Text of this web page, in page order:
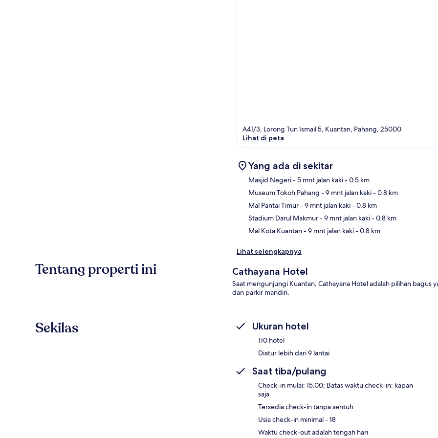
A41/3, Lorong Tun Ismail 5, Kuantan, Pahang, 25000
Lihat di peta
Yang ada di sekitar
Masjid Negeri- 5 mnt jalan kaki- 0.5 km
Museum Tokoh Pahang - 9 mnt jalan kaki- 0.8 km
Mal Pantai Timur- 9 mnt jalan kaki- 0.8 km
Stadium Darul Makmur- 9 mnt jalan kaki- 0.8 km
Mal Kota Kuantan- 9 mnt jalan kaki- 0.8 km
Lihat selengkapnya
Tentang properti ini Cathayana Hotel
Saat mengunjungi Kuantan, Cathayana Hotel adalah pilihan
dan parkir mandiri.
Sekilas Ukuran hotel
110 hotel
Diatur lebih dari 9 lantai
Saat tiba/pulang
Check-in mulai: 15.00; Batas waktu check-in: kapan
saja
Tersedia check-in tanpa sentuh
Usia check-in minimal - 18
Waktu check-out adalah tengah hari